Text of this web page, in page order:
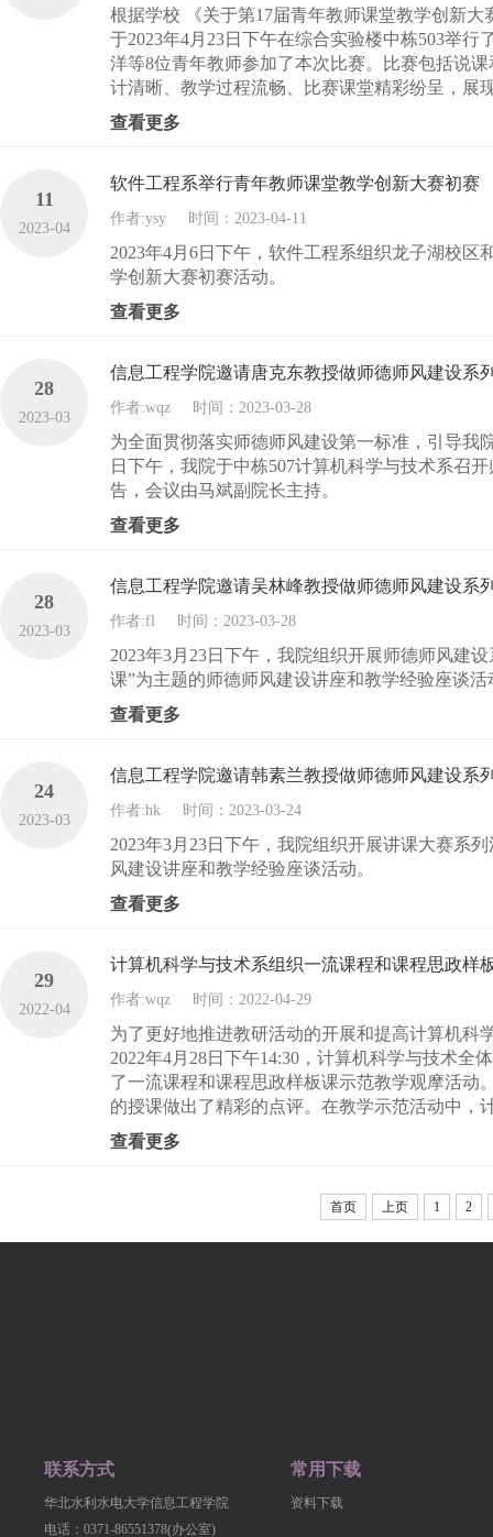
根据学校 《关于第17届青年教师课堂教学创新
于2023年4月23日下午在综合实验楼中栋503举
洋等8位青年教师参加了本次比赛。比赛包括说
计清晰、教学过程流畅、比赛课堂精彩纷呈，展
查看更多
11
2023-04
软件工程系举行青年教师课堂教学创新大赛初赛
作者:ysy 时间：2023-04-11
2023年4月6日下午，软件工程系组织龙子湖校
学创新大赛初赛活动。
查看更多
28
2023-03
信息工程学院邀请唐克东教授做师德师风建设系
作者:wqz 时间：2023-03-28
为全面贯彻落实师德师风建设第一标准，引导我
日下午，我院于中栋507计算机科学与技术系召
告，会议由马斌副院长主持。
查看更多
28
2023-03
信息工程学院邀请吴林峰教授做师德师风建设系
作者:fl 时间：2023-03-28
2023年3月23日下午，我院组织开展师德师风建
课”为主题的师德师风建设讲座和教学经验座谈活
查看更多
24
2023-03
信息工程学院邀请韩素兰教授做师德师风建设系
作者:hk 时间：2023-03-24
2023年3月23日下午，我院组织开展讲课大赛系
风建设讲座和教学经验座谈活动。
查看更多
29
2022-04
计算机科学与技术系组织一流课程和课程思政样
作者:wqz 时间：2022-04-29
为了更好地推进教研活动的开展和提高计算机科
2022年4月28日下午14:30，计算机科学与技术
了一流课程和课程思政样板课示范教学观摩活动
的授课做出了精彩的点评。在教学示范活动中，
查看更多
首页 上页 1 2
联系方式
华北水利水电大学信息工程学院
电话：0371-86551378(办公室)
常用下载
资料下载